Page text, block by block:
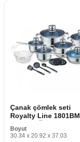
Çanak çömlek seti
Royalty Line 1801BM
Boyut
30.34 x 20.92 x 37.03